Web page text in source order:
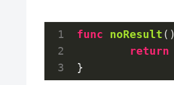
func noResult()
return